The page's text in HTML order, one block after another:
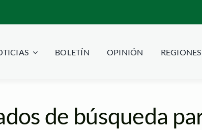
BOLETÍN OPINIÓN REGIONES
de búsqueda